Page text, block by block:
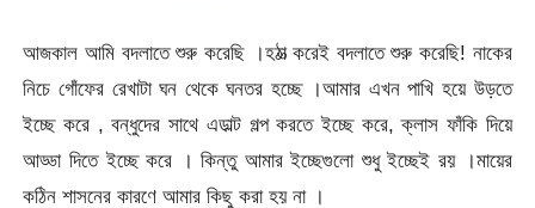
আজকাল আমি বদলাতে শুরু করেছি ।হঠাত্‍ করেই বদলাতে শুরু করেছি! নাকের
নিচে গোঁফের রেখাটা ঘন থেকে ঘনতর হচ্ছে ।আমার এখন পাখি হয়ে উড়তে
ইচ্ছে করে , বন্ধুদের সাথে এডাল্ট গল্প করতে ইচ্ছে করে, ক্লাস ফাঁকি দিয়ে
আড্ডা দিতে ইচ্ছে করে । কিন্তু আমার ইচ্ছেগুলো শুধু ইচ্ছেই রয় ।মায়ের
কঠিন শাসনের কারণে আমার কিছু করা হয় না ।